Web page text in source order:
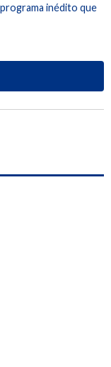
inédito que